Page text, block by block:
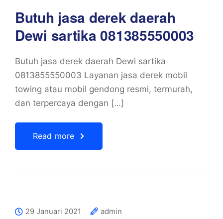
Butuh jasa derek daerah
Dewi sartika 081385550003
Butuh jasa derek daerah Dewi sartika
0813855550003 Layanan jasa derek mobil
towing atau mobil gendong resmi, termurah,
dan terpercaya dengan […]
Read more
29 Januari 2021
admin